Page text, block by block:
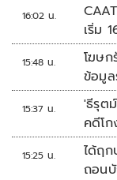
16:02 น.
เริ่ม
15:48 น.
โฆษ
ข้อมูล
ปลอ
15:37 น.
'ธีรุต
คดีโ
สัปด
15:25 น.
ได้ฤ
ถอน